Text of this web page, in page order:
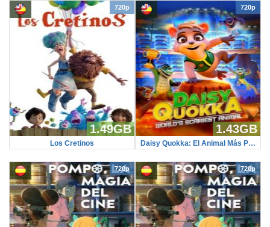
720p
1.49GB
Los Cretinos
720p
1.43GB
Daisy Quokka: El Animal Más Peligroso Del Mundo
720p 720p